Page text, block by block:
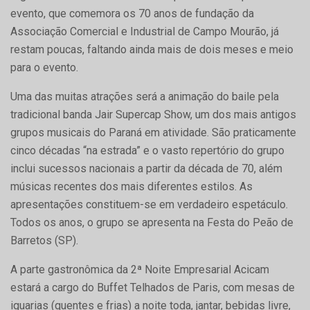
evento, que comemora os 70 anos de fundação da
Associação Comercial e Industrial de Campo Mourão, já
restam poucas, faltando ainda mais de dois meses e meio
para o evento.
Uma das muitas atrações será a animação do baile pela
tradicional banda Jair Supercap Show, um dos mais antigos
grupos musicais do Paraná em atividade. São praticamente
cinco décadas “na estrada” e o vasto repertório do grupo
inclui sucessos nacionais a partir da década de 70, além
músicas recentes dos mais diferentes estilos. As
apresentações constituem-se em verdadeiro espetáculo.
Todos os anos, o grupo se apresenta na Festa do Peão de
Barretos (SP).
A parte gastronômica da 2ª Noite Empresarial Acicam
estará a cargo do Buffet Telhados de Paris, com mesas de
iguarias (quentes e frias) a noite toda, jantar, bebidas livre,